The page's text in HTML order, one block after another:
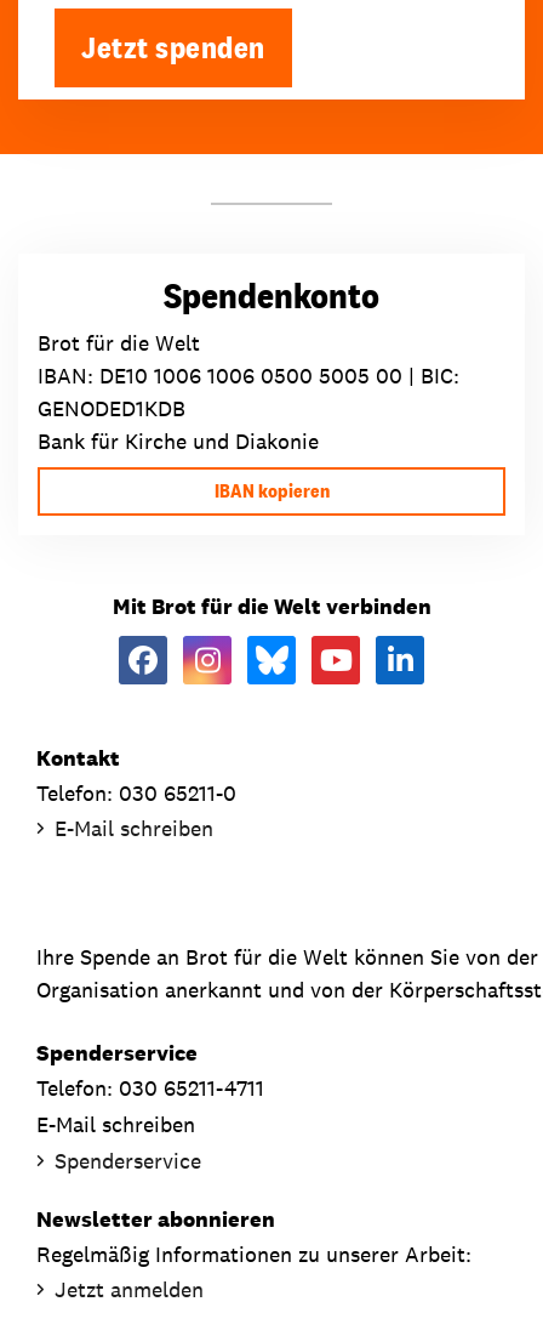
Jetzt spenden
Spendenkonto
Brot für die Welt
IBAN: DE10 1006 1006 0500 5005 00 | BIC:
GENODED1KDB
Bank für Kirche und Diakonie
IBAN kopieren
Mit Brot für die Welt verbinden
Kontakt
Telefon: 030 65211-0
E-Mail schreiben
Ihre Spende an Brot für die Welt können Sie von
Organisation anerkannt und von der
Spenderservice
Telefon: 030 65211-4711
E-Mail schreiben
Spenderservice
Newsletter abonnieren
Regelmäßig Informationen zu unserer Arbeit:
Jetzt anmelden